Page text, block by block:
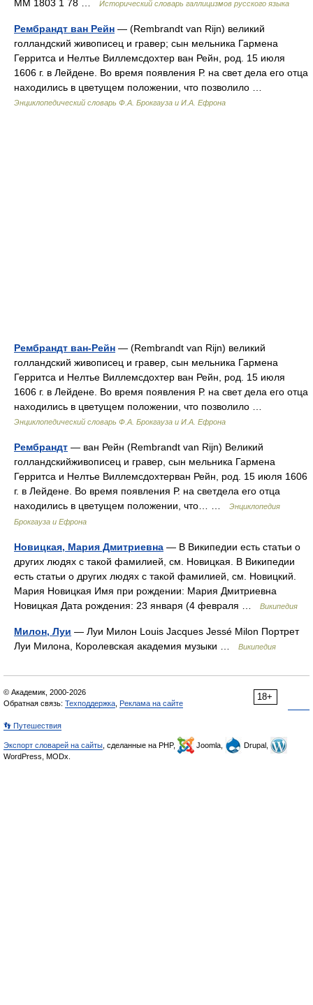
ММ 1803 1 78 …
Исторический словарь галлицизмов русского языка
Рембрандт ван Рейн — (Rembrandt van Rijn) великий
голландский живописец и гравер; сын мельника Гармена
Герритса и Нелтье Виллемсдохтер ван Рейн, род. 15 июля
1606 г. в Лейдене. Во время появления Р. на свет дела его отца
находились в цветущем положении, что позволило …
Энциклопедический словарь Ф.А. Брокгауза и И.А. Ефрона
Рембрандт ван-Рейн — (Rembrandt van Rijn) великий
голландский живописец и гравер, сын мельника Гармена
Герритса и Нелтье Виллемсдохтер ван Рейн, род. 15 июля
1606 г. в Лейдене. Во время появления Р. на свет дела его отца
находились в цветущем положении, что позволило …
Энциклопедический словарь Ф.А. Брокгауза и И.А. Ефрона
Рембрандт — ван Рейн (Rembrandt van Rijn) Великий
голландскийживописец и гравер, сын мельника Гармена
Герритса и Нелтье Виллемсдохтерван Рейн, род. 15 июля 1606
г. в Лейдене. Во время появления Р. на светдела его отца
находились в цветущем положении, что… …
Энциклопедия
Брокгауза и Ефрона
Новицкая, Мария Дмитриевна — В Википедии есть статьи о
других людях с такой фамилией, см. Новицкая. В Википедии
есть статьи о других людях с такой фамилией, см. Новицкий.
Мария Новицкая Имя при рождении: Мария Дмитриевна
Новицкая Дата рождения: 23 января (4 февраля …
Википедия
Милон, Луи — Луи Милон Louis Jacques Jessé Milon Портрет
Луи Милона, Королевская академия музыки …
Википедия
18+
© Академик, 2000-2026
Обратная связь: Техподдержка Реклама на сайте
👣 Путешествия
Экспорт словарей на сайты , сделанные на PHP, Joomla,
Drupal,
WordPress, MODx.